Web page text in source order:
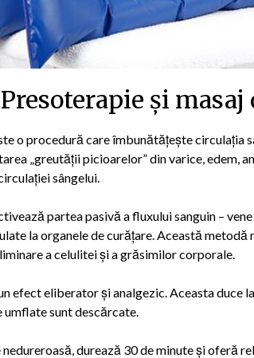
Presoterapie și
o procedură care îmbunătățește circulația
„greutății picioarelor” din varice, edem,
sângelui.
partea pasivă a fluxului sanguin –
la organele de curățare. Această
a celulitei și a grăsimilor corporale.
efect eliberator și analgezic. Aceasta duce
umflate sunt descărcate.
durează 30 de minute și oferă